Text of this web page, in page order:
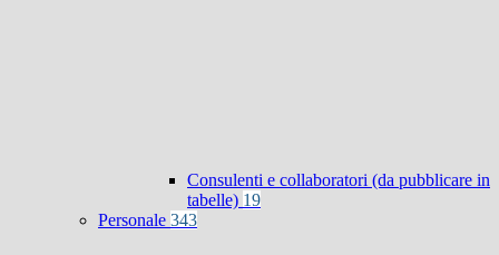
Consulenti e collaboratori (da pubblicare in
tabelle) 19
Personale 343